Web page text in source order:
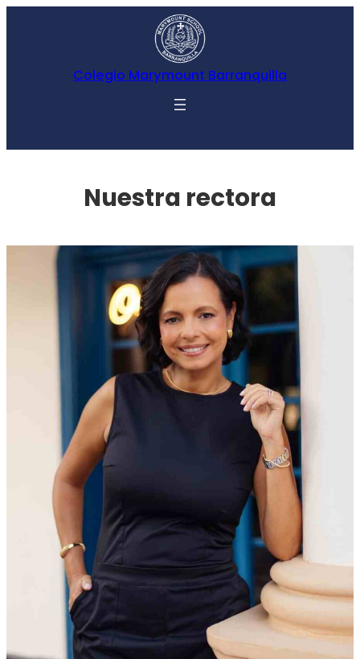
Colegio Marymount Barranquilla
Nuestra rectora